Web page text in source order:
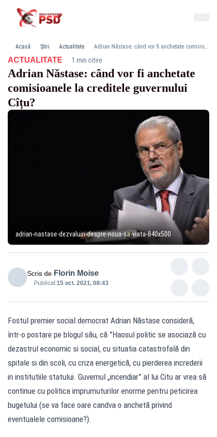
Acasă Știri Actualitate Adrian Năstase: când vor fi anchetate comisioanele la creditele guvernului Cîțu?
ACTUALITATE· 1 min citire
Adrian Năstase: când vor fi anchetate
comisioanele la creditele guvernului
Cîțu?
adrian-nastase-dezvaluiri-despre-noua-sa-viata-840x500
Scris de Florin Moise
Publicat:15 oct. 2021, 08:43
Fostul premier social democrat Adrian Năstase consideră,
într-o postare pe blogul său, că ”Haosul politic se asociază cu
dezastrul economic si social, cu situatia catastrofală din
spitale si din scoli, cu criza energetică, cu pierderea increderii
in institutiile statului. Guvernul „incendiar” al lui Citu ar vrea să
continue cu politica imprumuturilor enorme pentru peticirea
bugetului (se va face oare candva o anchetă privind
eventualele comisioane?).